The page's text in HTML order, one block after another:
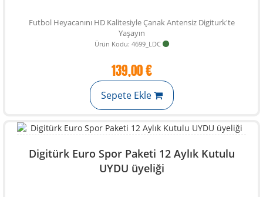
Futbol Heyacanını HD Kalitesiyle Çanak Antensiz Digiturk'te
Yaşayın
Ürün Kodu: 4699_LDC
139,00 €
Sepete Ekle
Digitürk Euro Spor Paketi 12 Aylık Kutulu
UYDU üyeliği